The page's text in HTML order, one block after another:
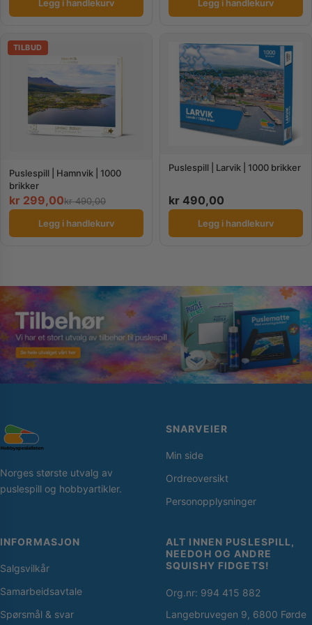
Legg i handlekurv Legg i handlekurv
TILBUD
Puslespill | Hamnvik | 1000
brikker
kr 299,00kr490,00
Legg i handlekurv
Puslespill | Larvik | 1000 brikker
kr 490,00
Legg i handlekurv
Norges største utvalg av
puslespill og hobbyartikler.
SNARVEIER
Min side
Ordreoversikt
Personopplysninger
INFORMASJON
Salgsvilkår
Samarbeidsavtale
Spørsmål & svar
ALT INNEN PUSLESPILL,
NEEDOH OG ANDRE
SQUISHY FIDGETS!
Org.nr: 994 415 882
Langebruvegen 9, 6800 Førde